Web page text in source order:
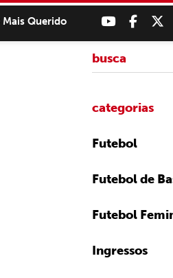
Mais Querido
categorias
Futebol
Futebol de
Futebol
Ingressos